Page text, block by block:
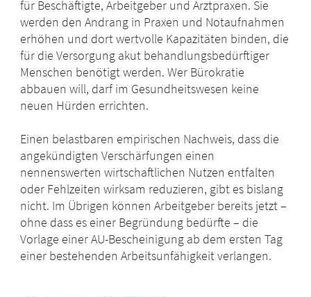
für Beschäftigte, Arbeitgeber und Arztpraxen. Sie
werden den Andrang in Praxen und Notaufnahmen
erhöhen und dort wertvolle Kapazitäten binden, die
für die Versorgung akut behandlungsbedürftiger
Menschen benötigt werden. Wer Bürokratie
abbauen will, darf im Gesundheitswesen keine
neuen Hürden errichten.
Einen belastbaren empirischen Nachweis, dass die
angekündigten Verschärfungen einen
nennenswerten wirtschaftlichen Nutzen entfalten
oder Fehlzeiten wirksam reduzieren, gibt es bislang
nicht. Im Übrigen können Arbeitgeber bereits jetzt –
ohne dass es einer Begründung bedürfte – die
Vorlage einer AU-Bescheinigung ab dem ersten Tag
einer bestehenden Arbeitsunfähigkeit verlangen.